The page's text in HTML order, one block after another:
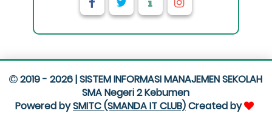
2019 - 2026 | SISTEM INFORMASI MANAJEMEN SEKOLAH
SMA Negeri 2 Kebumen
Powered bySMITC (SMANDA IT CLUB)Created by